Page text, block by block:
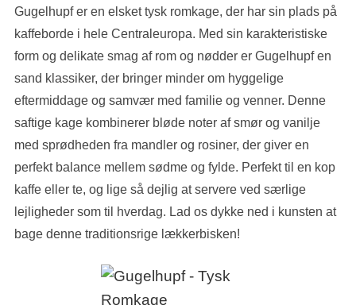
Gugelhupf er en elsket tysk romkage, der har sin plads på
kaffeborde i hele Centraleuropa. Med sin karakteristiske
form og delikate smag af rom og nødder er Gugelhupf en
sand klassiker, der bringer minder om hyggelige
eftermiddage og samvær med familie og venner. Denne
saftige kage kombinerer bløde noter af smør og vanilje
med sprødheden fra mandler og rosiner, der giver en
perfekt balance mellem sødme og fylde. Perfekt til en kop
kaffe eller te, og lige så dejlig at servere ved særlige
lejligheder som til hverdag. Lad os dykke ned i kunsten at
bage denne traditionsrige lækkerbisken!